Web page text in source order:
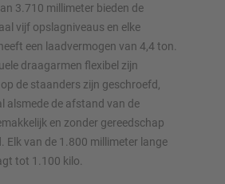
3.710 millimeter bieden de
vijf opslagniveaus en elke
een laadvermogen van 4,4 ton.
draagarmen flexibel zijn
de staanders zijn geschroefd,
alsmede de afstand van de
en zonder gereedschap
Elk van de 1.800 millimeter lange
tot 1.100 kilo.